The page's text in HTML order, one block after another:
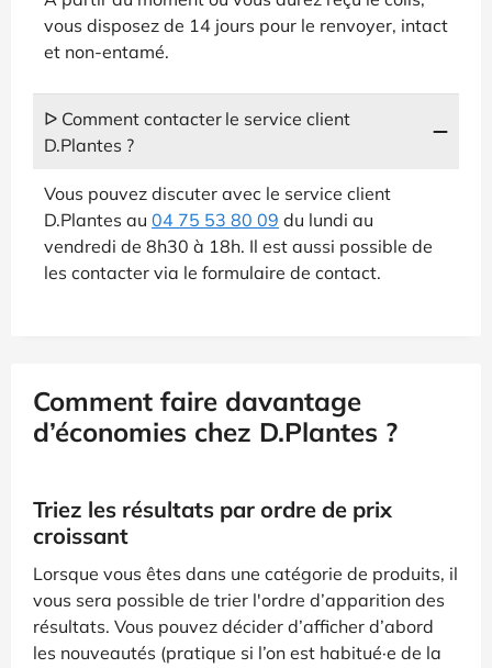
vous disposez de 14 jours pour le renvoyer, intact
et non-entamé.
ᐅ Comment contacter le service client
D.Plantes ?
Vous pouvez discuter avec le service client
D.Plantes au 04 75 53 80 09 du lundi au
vendredi de 8h30 à 18h. Il est aussi possible de
les contacter via le formulaire de contact.
Comment faire davantage
d’économies chez D.Plantes ?
Triez les résultats par ordre de prix
croissant
Lorsque vous êtes dans une catégorie de produits, il
vous sera possible de trier l'ordre d’apparition des
résultats. Vous pouvez décider d’afficher d’abord
les nouveautés (pratique si l’on est habitué·e de la